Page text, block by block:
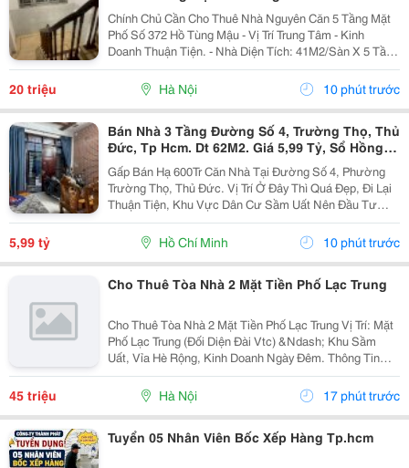
Liêm - Hn
Chính Chủ Cần Cho Thuê Nhà Nguyên Căn 5 Tầng Mặt
Phố Số 372 Hồ Tùng Mậu - Vị Trí Trung Tâm - Kinh
Doanh Thuận Tiện. - Nhà Diện Tích: 41M2/Sàn X 5 Tầng
- Mặt Tiền: 3.1M. - Nhà Thiết Kế Mỗi Tầng 1 Sàn Thông,
1 Wc, - Đường Trước Nhà Rộng 50M,...
20 triệu Hà Nội 10 phút trước
Bán Nhà 3 Tầng Đường Số 4, Trường Thọ, Thủ
Đức, Tp Hcm. Dt 62M2. Giá 5,99 Tỷ, Sổ Hồng
Riêng.
Gấp Bán Hạ 600Tr Căn Nhà Tại Đường Số 4, Phường
Trường Thọ, Thủ Đức. Vị Trí Ở Đây Thì Quá Đẹp, Đi Lại
Thuận Tiện, Khu Vực Dân Cư Sầm Uất Nên Đầu Tư
Cho Thuê Hay Giữ Tài Sản Đều Rất Ổn. Căn Nhà Nằm
Ngay Đường Vành Đai 2, Vài Bước Là Ra Xa Lộ Hn,
5,99 tỷ Hồ Chí Minh 10 phút trước
Cho Thuê Tòa Nhà 2 Mặt Tiền Phố Lạc Trung
Cho Thuê Tòa Nhà 2 Mặt Tiền Phố Lạc Trung Vị Trí: Mặt
Phố Lạc Trung (Đối Diện Đài Vtc) &Ndash; Khu Sầm
Uất, Vỉa Hè Rộng, Kinh Doanh Ngày Đêm. Thông Tin
Tòa Nhà: Diện Tích: 90M&Sup2; X 6 Tầng. Mặt Tiền:
6M (Mặt Trước Phố Lớn, Mặt Sau...
45 triệu Hà Nội 17 phút trước
Tuyển 05 Nhân Viên Bốc Xếp Hàng Tp.hcm